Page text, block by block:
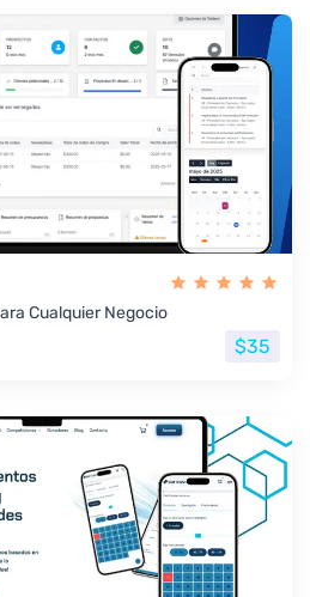
Cualquier Negocio
$35